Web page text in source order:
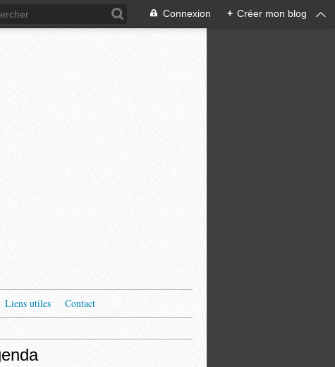
Connexion + Créer mon blog
Liens utiles Contact